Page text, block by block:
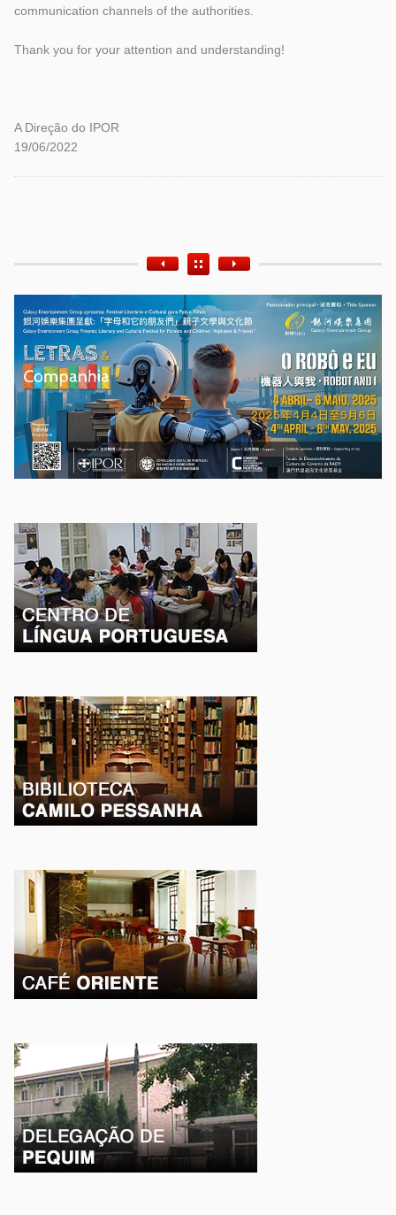
communication channels of the authorities.
Thank you for your attention and understanding!
A Direção do IPOR
19/06/2022